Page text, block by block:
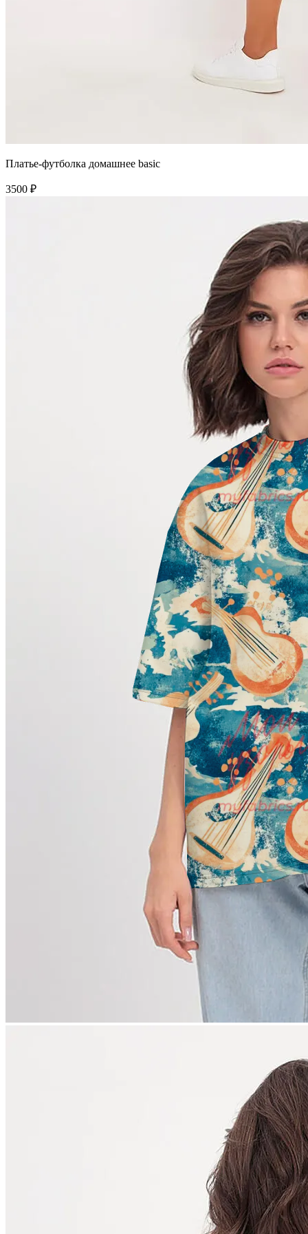
Платье-футболка домашнее basic
3500 ₽